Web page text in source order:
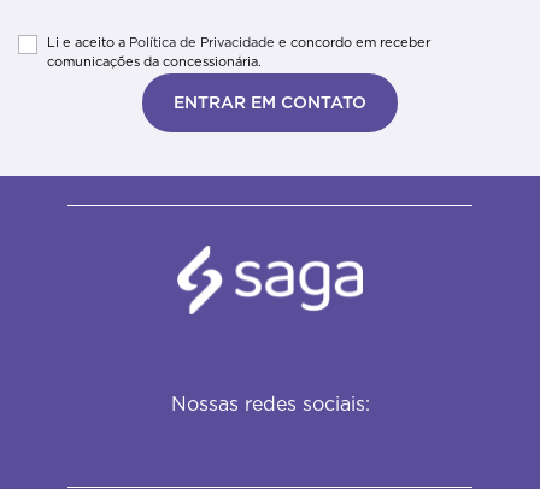
Li e aceito a Política de Privacidade e concordo em receber
comunicações da concessionária.
ENTRAR EM CONTATO
Nossas redes sociais: